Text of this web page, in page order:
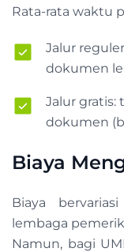
Rata-rata waktu
Jalur
dokumen
Jalur gratis:
dokumen
Biaya
Biaya
lembaga
Namun, bagi